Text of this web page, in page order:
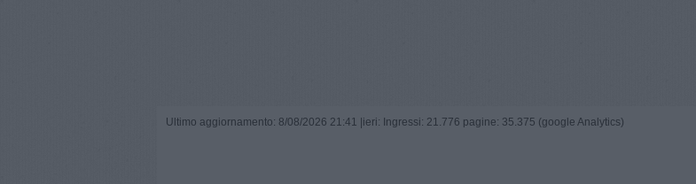
Ultimo aggiornamento: 8/08/2026 21:41 | ieri: Ingressi: 21.776 pagine: 35.375 (google Analytics)